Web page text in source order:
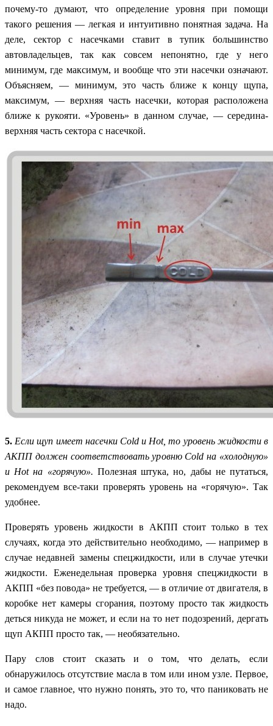
почему-то думают, что определение уровня при помощи
такого решения — легкая и интуитивно понятная задача. На
деле, сектор с насечками ставит в тупик большинство
автовладельцев, так как совсем непонятно, где у него
минимум, где максимум, и вообще что эти насечки означают.
Объясняем, — минимум, это часть ближе к концу щупа,
максимум, — верхняя часть насечки, которая расположена
ближе к рукояти. «Уровень» в данном случае, — середина-
верхняя часть сектора с насечкой.
5. Если щуп имеет насечки Coldи Hot,то уровень жидкости в
АКПП должен соответствовать уровню Coldна «холодную»
и Hotна «горячую». Полезная штука, но, дабы не путаться,
рекомендуем все-таки проверять уровень на «горячую». Так
удобнее.
Проверять уровень жидкости в АКПП стоит только в тех
случаях, когда это действительно необходимо, — например в
случае недавней замены спецжидкости, или в случае утечки
жидкости. Еженедельная проверка уровня спецжидкости в
АКПП «без повода» не требуется, — в отличие от двигателя, в
коробке нет камеры сгорания, поэтому просто так жидкость
деться никуда не может, и если на то нет подозрений, дергать
щуп АКПП просто так, — необязательно.
Пару слов стоит сказать и о том, что делать, если
обнаружилось отсутствие масла в том или ином узле. Первое,
и самое главное, что нужно понять, это то, что паниковать не
надо.